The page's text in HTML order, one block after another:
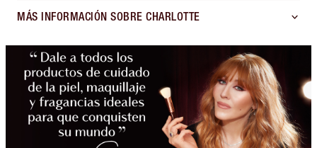
MÁS INFORMACIÓN SOBRE CHARLOTTE